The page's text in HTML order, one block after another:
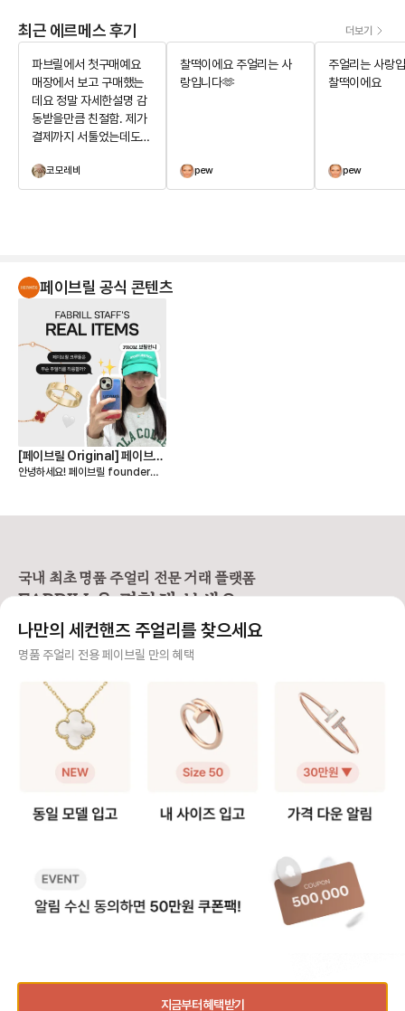
최근 에르메스 후기 더보기
파브릴에서 첫구매예요
매장에서 보고 구매했는
데요 정말 자세한설명 감
동받을만큼 친절함. 제가
결제까지 서툴었는데도
망하지않게 배려해주심에
아주 기분좋은 구매를 하
코모레비
찰떡이에요 주얼리는 사
랑입니다🫶
pew
주얼리는 사랑
찰떡이에요
pew
페이브릴 공식 콘텐츠
[페이브릴 Original] 페이브릴
크루들은 무슨 주얼리를 착용할
안녕하세요! 페이브릴 founder이
품 주얼리 전문 거래 플랫폼, 페이브
별한 서비스를 만들어가고 있는 페이
브릴 크루들은 무슨 주얼리를 착용하
은 과연 어떤 주얼리를 선택했을지,
평소 어떤 주얼리를 하고 다니는지
제가 소개해드릴게요! 리얼 모먼트의
있는 팀원들을 본의아니게 방해하고
"잠깐만"을 외쳐가며 사진을 찍어댄
부분에 대해서는 . . . . . . . . 무척 뿌
듯하게 생각합니다✌️ Ps. 위 친구들
은 페이브릴 합류 시점 주얼리에 크
국내 최초 명품 주얼리 전문 거래 플랫폼
FABRILL을 경험해 보세요.
사기 걱정 없는 안전 결제
니면 반환해 드려요.
주얼리 전문 이중 검수
주얼리 검수에 특화된 페이브릴 검수팀과 전문 감정사가 컨디션 및 정품 여부를 철저하고 꼼꼼하
게 확인해요.
주얼리 전문 지식을 토대로 사이즈, 가격대 등 주얼리를 거래하며 궁금할 수 있는 내용에 대한 밀
빠르고 확실한 물품 이동 과정
최적화된 검수 시스템으로 빠르고 효율적으로 물품이 이동될 뿐만 아니라, 이동 과정마다 알림톡
및 이미지로 확실하게 안내해 드려요.
나만의 세컨핸즈 주얼리를 찾으세요
명품 주얼리 전용 페이브릴 만의 혜택
지금부터 혜택받기